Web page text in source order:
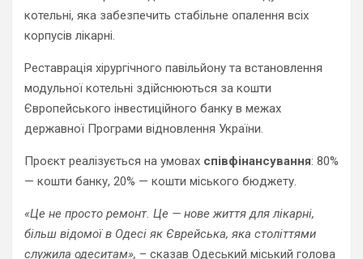
котельні, яка забезпечить стабільне опалення всіх
корпусів лікарні.
Реставрація хірургічного павільйону та встановлення
модульної котельні здійснюються за кошти
Європейського інвестиційного банку в межах
державної Програми відновлення України.
Проєкт реалізується на умовах співфінансування: 80%
— кошти банку, 20% — кошти міського бюджету.
«Це не просто ремонт. Це — нове життя для лікарні,
більш відомої в Одесі як Єврейська, яка століттями
служила одеситам», – сказав Одеський міський голова